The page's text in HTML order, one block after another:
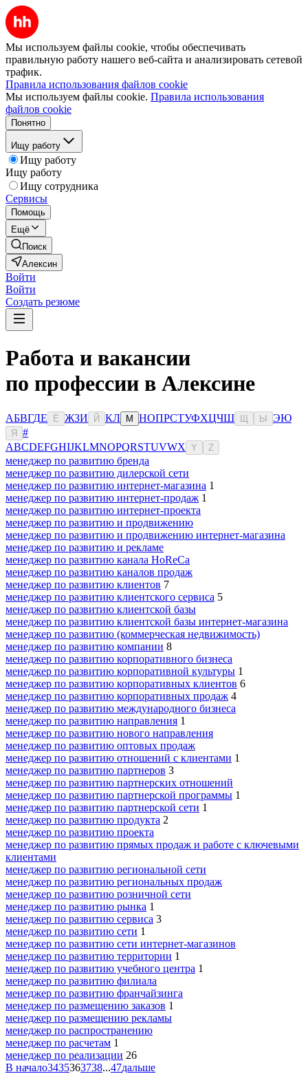
Мы используем файлы cookie, чтобы обеспечивать
правильную работу нашего веб-сайта и анализировать сетевой
трафик.
Правила использования файлов cookie
Мы используем файлы cookie. Правила использования
файлов cookie
Понятно
Ищу работу
Ищу работу
Ищу работу
Ищу сотрудника
Сервисы
Помощь
Ещё
Поиск
Алексин
Войти
Войти
Создать резюме
Работа и вакансии
по профессии в Алексине
АБВГДЕ Ё ЖЗИ Й КЛ М НОПРСТУФХЦЧШ Ы ЭЮ
Я
#
ABCDEFGHIJKLMNOPQRSTUVWX Y Z
менеджер по развитию бренда
менеджер по развитию дилерской сети
менеджер по развитию интернет-магазина 1
менеджер по развитию интернет-продаж 1
менеджер по развитию интернет-проекта
менеджер по развитию и продвижению
менеджер по развитию и продвижению интернет-магазина
менеджер по развитию и рекламе
менеджер по развитию канала HoReCa
менеджер по развитию каналов продаж
менеджер по развитию клиентов 7
менеджер по развитию клиентского сервиса 5
менеджер по развитию клиентской базы
менеджер по развитию клиентской базы интернет-магазина
менеджер по развитию (коммерческая недвижимость)
менеджер по развитию компании 8
менеджер по развитию корпоративного бизнеса
менеджер по развитию корпоративной культуры 1
менеджер по развитию корпоративных клиентов 6
менеджер по развитию корпоративных продаж 4
менеджер по развитию международного бизнеса
менеджер по развитию направления 1
менеджер по развитию нового направления
менеджер по развитию оптовых продаж
менеджер по развитию отношений с клиентами 1
менеджер по развитию партнеров 3
менеджер по развитию партнерских отношений
менеджер по развитию партнерской программы 1
менеджер по развитию партнерской сети 1
менеджер по развитию продукта 2
менеджер по развитию проекта
менеджер по развитию прямых продаж и работе с ключевыми
клиентами
менеджер по развитию региональной сети
менеджер по развитию региональных продаж
менеджер по развитию розничной сети
менеджер по развитию рынка 1
менеджер по развитию сервиса 3
менеджер по развитию сети 1
менеджер по развитию сети интернет-магазинов
менеджер по развитию территории 1
менеджер по развитию учебного центра 1
менеджер по развитию филиала
менеджер по развитию франчайзинга
менеджер по размещению заказов 1
менеджер по размещению рекламы
менеджер по распространению
менеджер по расчетам 1
менеджер по реализации 26
В начало3435363738...47дальше